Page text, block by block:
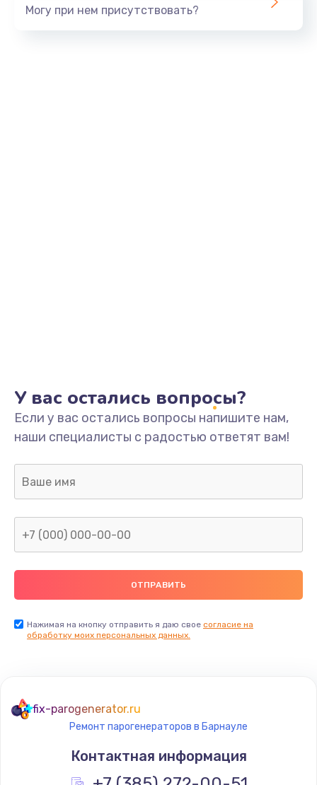
Могу при нем присутствовать?
У вас остались вопросы?
Если у вас остались вопросы напишите нам,
наши специалисты с радостью ответят вам!
Нажимая на кнопку отправить я даю свое согласие на
обработку моих персональных данных.
fix-parogenerator.ru
Ремонт парогенераторов в Барнауле
Контактная информация